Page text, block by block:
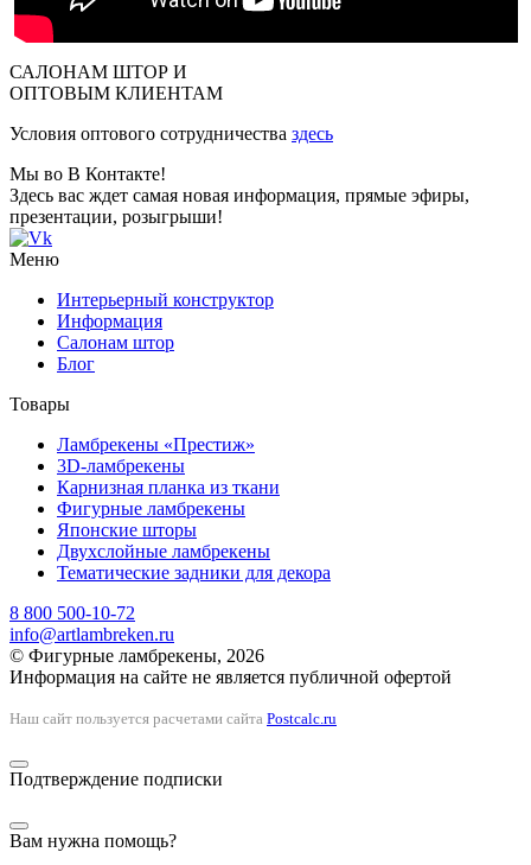
САЛОНАМ ШТОР И
ОПТОВЫМ КЛИЕНТАМ
Условия оптового сотрудничества здесь
Мы во В Контакте!
Здесь вас ждет самая новая информация, прямые эфиры,
презентации, розыгрыши!
Меню
Интерьерный конструктор
Информация
Салонам штор
Блог
Товары
Ламбрекены «Престиж»
3D-ламбрекены
Карнизная планка из ткани
Фигурные ламбрекены
Японские шторы
Двухслойные ламбрекены
Тематические задники для декора
8 800 500-10-72
info@artlambreken.ru
© Фигурные ламбрекены, 2026
Информация на сайте не является публичной офертой
Наш сайт пользуется расчетами сайта Postcalc.ru
Подтверждение подписки
Вам нужна помощь?